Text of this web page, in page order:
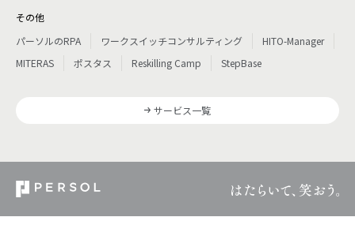
その他
パーソルのRPA
ワークスイッチコンサルティング
HITO-Manager
MITERAS
ポスタス Reskilling Camp StepBase
サービス一覧